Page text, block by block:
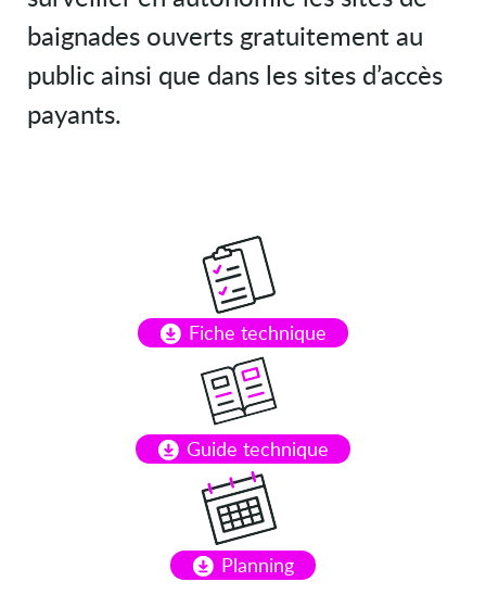
baignades ouverts gratuitement au
public ainsi que dans les sites d’accès
payants.
Fiche technique
Guide technique
Planning